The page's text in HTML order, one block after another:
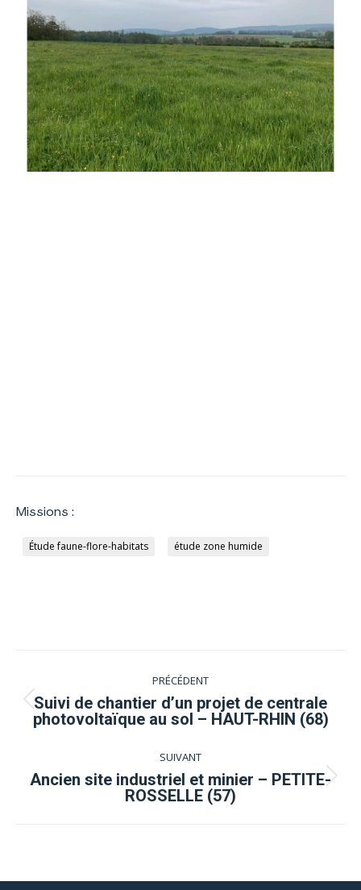
Missions :
Étude faune-flore-habitats étude zone humide
Navigation
de
commentaire
PRÉCÉDENT
Onglet
précédent
Suivi de chantier d’un projet de centrale
photovoltaïque au sol – HAUT-RHIN (68)
SUIVANT
Projets
similaires
Ancien site industriel et minier – PETITE-
ROSSELLE (57)